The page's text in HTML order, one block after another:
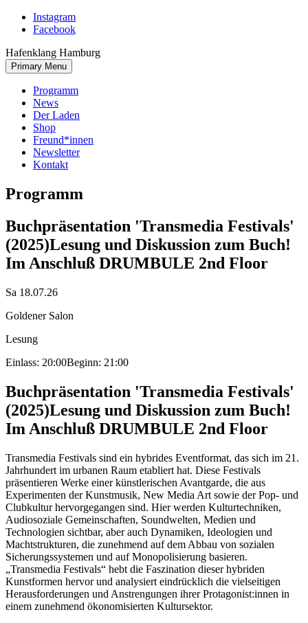
Skip
Instagram
Facebook
Hafenklang Hamburg
Primary Menu
Programm
News
Der Laden
Shop
Freund*innen
Newsletter
Kontakt
Programm
Buchpräsentation 'Transmedia Festivals'
(2025)Lesung und Diskussion zum Buch!
Im Anschluß DRUMBULE 2nd Floor
Sa 18.07.26
Goldener Salon
Lesung
Einlass: 20:00Beginn: 21:00
Buchpräsentation 'Transmedia Festivals'
(2025)Lesung und Diskussion zum Buch!
Im Anschluß DRUMBULE 2nd Floor
Transmedia Festivals sind ein hybrides Eventformat, das sich im 21.
Jahrhundert im urbanen Raum etabliert hat. Diese Festivals
präsentieren Werke einer künstlerischen Avantgarde, die aus
Experimenten der Kunstmusik, New Media Art sowie der Pop- und
Clubkultur hervorgegangen sind. Hier werden Kulturtechniken,
Audiosoziale Gemeinschaften, Soundwelten, Medien und
Technologien sichtbar, aber auch Dynamiken, Ideologien und
Machtstrukturen, die zunehmend auf dem Abbau von sozialen
Sicherungssystemen und auf Monopolisierung basieren.
„Transmedia Festivals“ hebt die Faszination dieser hybriden
Kunstformen hervor und analysiert eindrücklich die vielseitigen
Herausforderungen und Anstrengungen ihrer Protagonist:innen in
einem zunehmend ökonomisierten Kultursektor.